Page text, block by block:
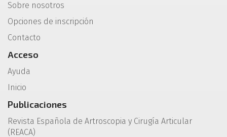
Sobre nosotros
Opciones de inscripción
Contacto
Acceso
Ayuda
Inicio
Publicaciones
Revista Española de Artroscopia y Cirugía Articular
(REACA)